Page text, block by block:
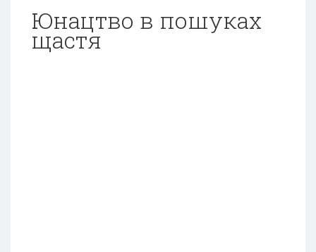
Юнацтво в пошуках
щастя